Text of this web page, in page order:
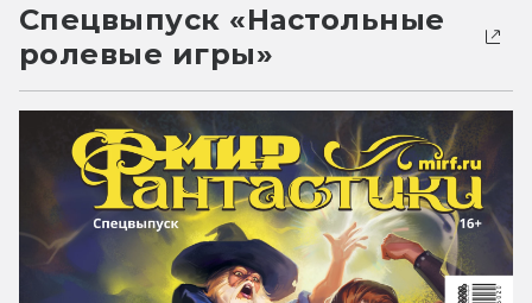
Спецвыпуск «Настольные
ролевые игры»